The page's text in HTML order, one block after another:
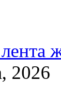
2026